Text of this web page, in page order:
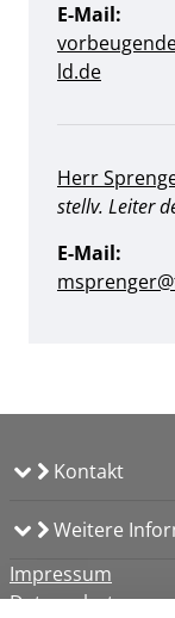
E-Mail:
ld.de
Herr
Position:
stellv. Leiter
E-Mail:
Kontakt
Weitere
Impressum
Datenschutz